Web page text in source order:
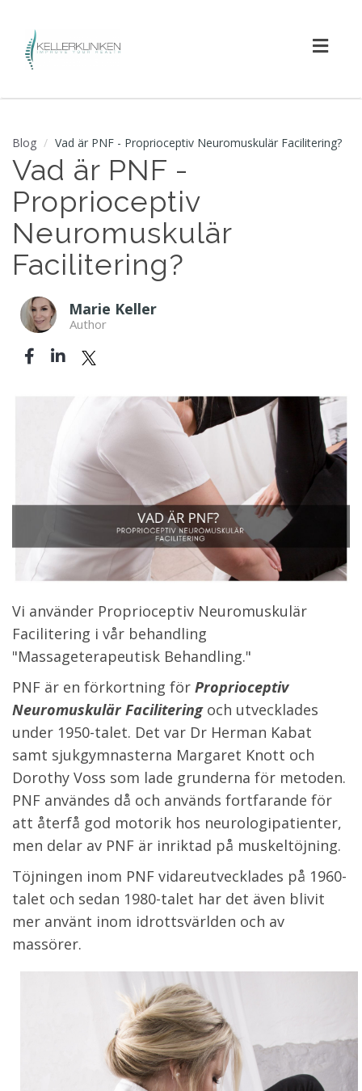
Blog Vad är PNF - Proprioceptiv Neuromuskulär Facilitering?
Vad är PNF -
Proprioceptiv
Neuromuskulär
Facilitering?
Marie Keller
Author
Vi använder Proprioceptiv Neuromuskulär
Facilitering i vår behandling
"Massageterapeutisk Behandling."
PNF är en förkortning för Proprioceptiv
Neuromuskulär Faciliteringoch utvecklades
under 1950-talet. Det var Dr Herman Kabat
samt sjukgymnasterna Margaret Knott och
Dorothy Voss som lade grunderna för metoden.
PNF användes då och används fortfarande för
att återfå god motorik hos neurologipatienter,
men delar av PNF är inriktad på muskeltöjning.
Töjningen inom PNF vidareutvecklades på 1960-
talet och sedan 1980-talet har det även blivit
mer använt inom idrottsvärlden och av
massörer.